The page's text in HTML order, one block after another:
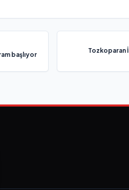
başlıyor
Tozkoparan